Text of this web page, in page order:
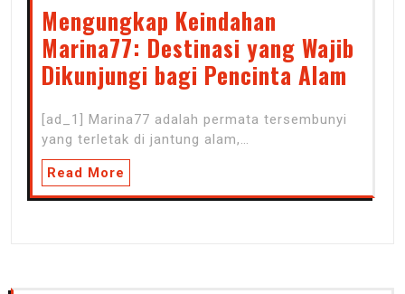
Mengungkap Keindahan
Marina77: Destinasi yang Wajib
Dikunjungi bagi Pencinta Alam
[ad_1] Marina77 adalah permata tersembunyi
yang terletak di jantung alam,…
Read More